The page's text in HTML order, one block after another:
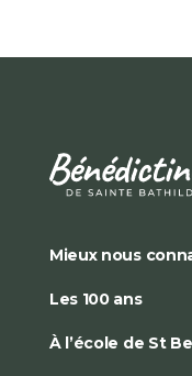
Mieux nous
Les 100 ans
À l’école de St